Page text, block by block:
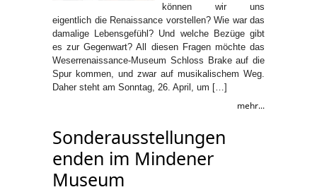
können wir uns
eigentlich die Renaissance vorstellen? Wie war das
damalige Lebensgefühl? Und welche Bezüge gibt
es zur Gegenwart? All diesen Fragen möchte das
Weserrenaissance-Museum Schloss Brake auf die
Spur kommen, und zwar auf musikalischem Weg.
Daher steht am Sonntag, 26. April, um […]
mehr...
Sonderausstellungen
enden im Mindener
Museum